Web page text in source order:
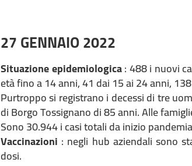
27 GENNAIO 2022
Situazione epidemiologica: 488 i nuovi
età fino a 14 anni, 41 dai 15 ai 24 anni,
Purtroppo si registrano i decessi di tre
di Borgo Tossignano di 85 anni. Alle
Sono 30.944 i casi totali da inizio
Vaccinazioni : negli hub aziendali sono
dosi.